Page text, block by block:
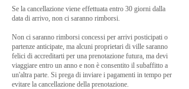
Se la cancellazione viene effettuata entro 30 giorni dalla
data di arrivo, non ci saranno rimborsi.
Non ci saranno rimborsi concessi per arrivi posticipati o
partenze anticipate, ma alcuni proprietari di ville saranno
felici di accreditarti per una prenotazione futura, ma devi
viaggiare entro un anno e non è consentito il subaffitto a
un'altra parte. Si prega di inviare i pagamenti in tempo per
evitare la cancellazione della prenotazione.